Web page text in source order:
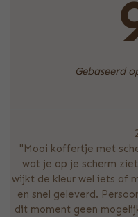
Gebaseerd
"Mooi koffertje met
wat je op je scherm
wijkt de kleur wel iets af
en snel geleverd.
dit moment geen